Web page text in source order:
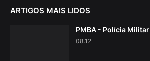
ARTIGOS MAIS LIDOS
PMBA - Polícia
08:12